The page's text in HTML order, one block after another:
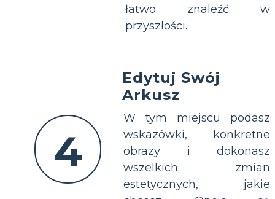
łatwo znaleźć w
przyszłości.
4
Edytuj Swój
Arkusz
W tym miejscu podasz
wskazówki, konkretne
obrazy i dokonasz
wszelkich zmian
estetycznych, jakie